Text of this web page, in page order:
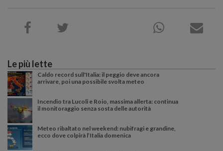
Le più lette
Caldo record sull'Italia: il peggio deve ancora
arrivare, poi una possibile svolta meteo
Incendio tra Lucoli e Roio, massima allerta: continua
il monitoraggio senza sosta delle autorità
Meteo ribaltato nel weekend: nubifragi e grandine,
ecco dove colpirà l’Italia domenica